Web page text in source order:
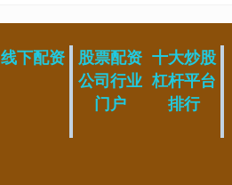
线下配资
股票配资
公司行业
门户
十大炒股
杠杆平台
排行